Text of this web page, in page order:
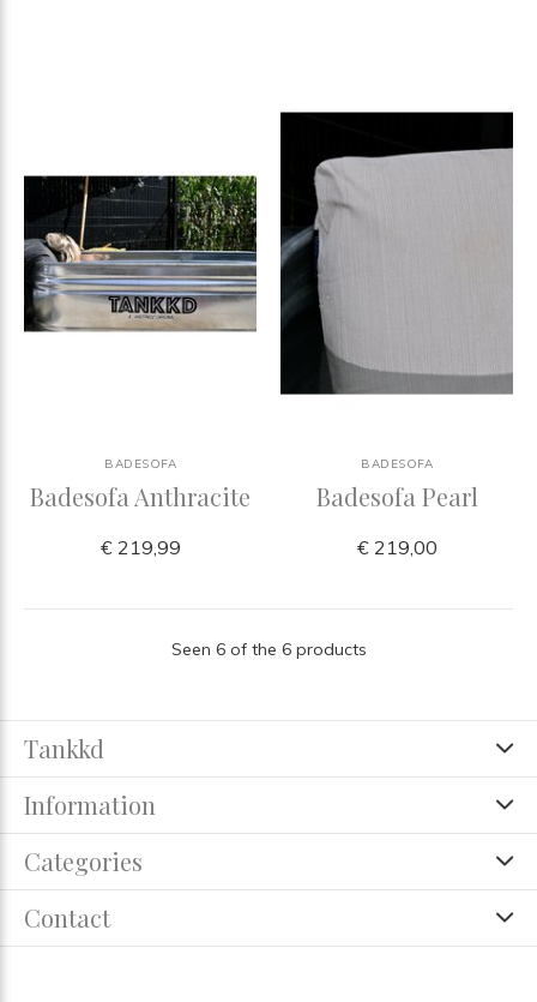
BADESOFA
Badesofa Anthracite
€ 219,99
BADESOFA
Badesofa Pearl
€ 219,00
Seen 6 of the 6 products
Tankkd
Information
Categories
Contact